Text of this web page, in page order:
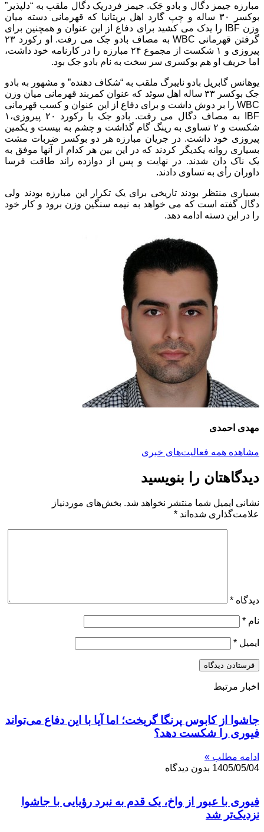
مبارزه جیمز دگال و بادو جَک. جیمز فردریک دگال ملقب به “دلپذیر”
بوکسر ۳۰ ساله و چپ گارد اهل بریتانیا که قهرمانی دسته میان
وزن IBF را یدک می کشید برای دفاع از این عنوان و همچنین برای
گرفتن قهرمانی WBC به مصاف بادو جک می رفت. او رکورد ۲۳
پیروزی و ۱ شکست از مجموع ۲۴ مبارزه را در کارنامه خود داشت،
اما حریف او هم بوکسری سر سخت به نام بادو جک بود.
یوهانس گابریل بادو نایبرگ ملقب به “شکاف دهنده” و مشهور به بادو
جک بوکسر ۳۳ ساله اهل سوئد که عنوان کمربند قهرمانی میان وزن
WBC را بر دوش داشت و برای دفاع از این عنوان و کسب قهرمانی
IBF به مصاف دگال می رفت. بادو جک با رکورد ۲۰ پیروزی،۱
شکست و ۲ تساوی به رینگ گام گذاشت و چشم به بیست و یکمین
پیروزی خود داشت. در جریان مبارزه هر دو بوکسر ضربات مشت
بسیاری روانه یکدیگر کردند که در این بین هر کدام از آنها موفق به
یک ناک دان شدند. در نهایت و پس از دوازده راند طاقت فرسا
داوران رأی به تساوی دادند.
بسیاری منتظر بودند تاریخی برای یک تکرار این مبارزه بودند ولی
دگال گفته است که می خواهد به نیمه سنگین وزن برود و کار خود
را در این دسته ادامه دهد.
مهدی احمدی
مشاهده همه فعالیت‌های خبری
دیدگاهتان را بنویسید
نشانی ایمیل شما منتشر نخواهد شد. بخش‌های موردنیاز
علامت‌گذاری شده‌اند *
دیدگاه *
نام *
ایمیل *
اخبار مرتبط
جاشوا از کابوس پرنگا گریخت؛ اما آیا با این دفاع می‌تواند
فیوری را شکست دهد؟
ادامه مطلب »
1405/05/04 بدون دیدگاه
فیوری با عبور از واخ، یک قدم به نبرد رؤیایی با جاشوا
نزدیک‌تر شد